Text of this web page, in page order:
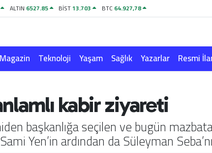
ALTIN 6527.85 BİST13.703 BTC64.927,78
Magazin Teknoloji Yaşam Sağlık Yazarlar Resmi
kabir ziyareti
başkanlığa seçilen ve bugün
Yen’in ardından da Süleyman